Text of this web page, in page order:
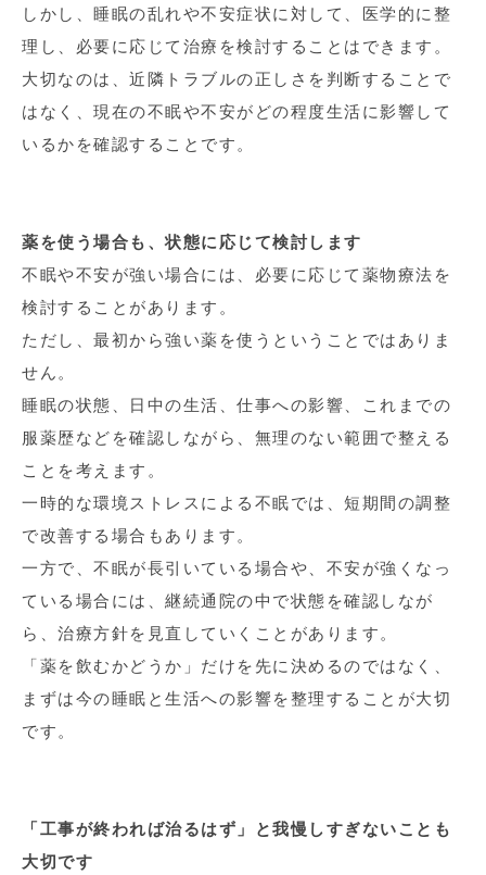
しかし、睡眠の乱れや不安症状に対して、医学的に整
理し、必要に応じて治療を検討することはできます。
大切なのは、近隣トラブルの正しさを判断することで
はなく、現在の不眠や不安がどの程度生活に影響して
いるかを確認することです。
薬を使う場合も、状態に応じて検討します
不眠や不安が強い場合には、必要に応じて薬物療法を
検討することがあります。
ただし、最初から強い薬を使うということではありま
せん。
睡眠の状態、日中の生活、仕事への影響、これまでの
服薬歴などを確認しながら、無理のない範囲で整える
ことを考えます。
一時的な環境ストレスによる不眠では、短期間の調整
で改善する場合もあります。
一方で、不眠が長引いている場合や、不安が強くなっ
ている場合には、継続通院の中で状態を確認しなが
ら、治療方針を見直していくことがあります。
「薬を飲むかどうか」だけを先に決めるのではなく、
まずは今の睡眠と生活への影響を整理することが大切
です。
「工事が終われば治るはず」と我慢しすぎないことも
大切です